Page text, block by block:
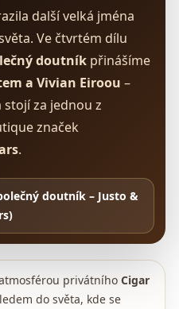
další velká jména
Ve čtvrtém dílu
doutník přinášíme
a Vivian Eiroou –
za jednou z
značek
.
doutník – Justo &
privátního Cigar
do světa, kde se